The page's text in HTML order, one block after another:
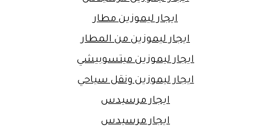
ايجار ليموزين مطار
ايجار ليموزين من المطار
ايجار ليموزين ميتسوبيشي
ايجار ليموزين ونقل سياحي
ايجار مرسيدس
ايجار مرسيدس